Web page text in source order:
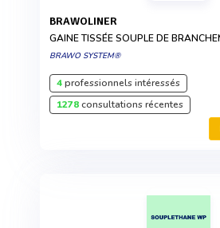
BRAWOLINER
GAINE TISSÉE SOUPLE DE
BRAWO SYSTEM®
4professionnels intéressés
1278consultations récentes